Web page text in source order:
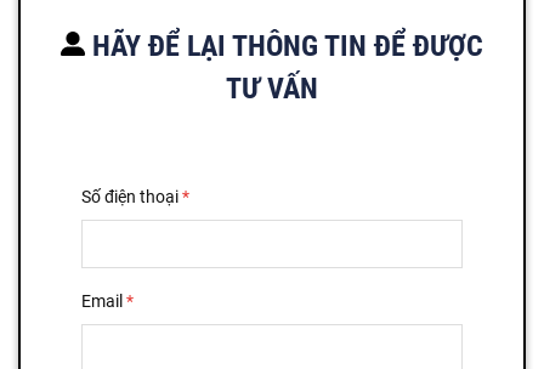
HÃY ĐỂ LẠI THÔNG TIN ĐỂ ĐƯỢC
TƯ VẤN